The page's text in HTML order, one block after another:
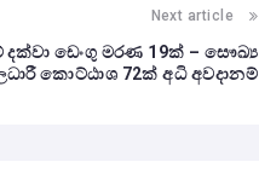
Next article
දක්වා ඩෙංගු මරණ 19ක් – සෞඛ්‍ය
කොට්ඨාශ 72ක් අධි අවදානම්